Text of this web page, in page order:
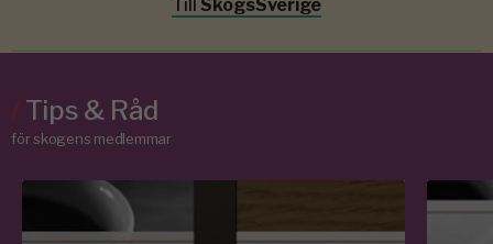
Till SkogsSverige
/Tips & Råd
för skogens medlemmar